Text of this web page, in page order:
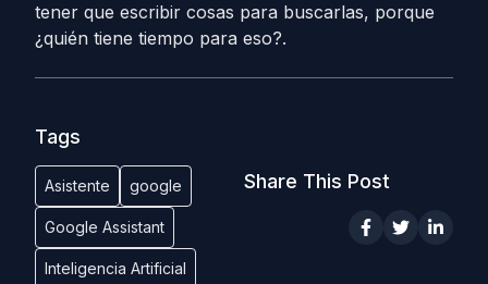
tener que escribir cosas para buscarlas, porque
¿quién tiene tiempo para eso?.
Tags
Asistente google
Google Assistant
Inteligencia Artificial
Share This Post